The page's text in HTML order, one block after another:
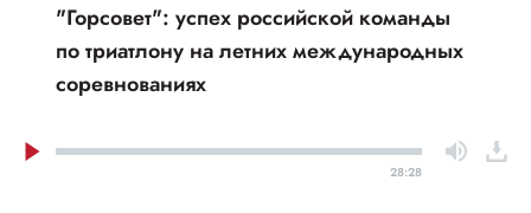
"Горсовет": успех российской команды
по триатлону на летних международных
соревнованиях
28:28